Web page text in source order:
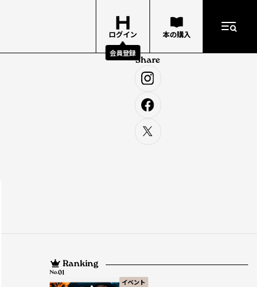
ログイン
会員登録
本の購入
Share
Ranking
イベント
No.